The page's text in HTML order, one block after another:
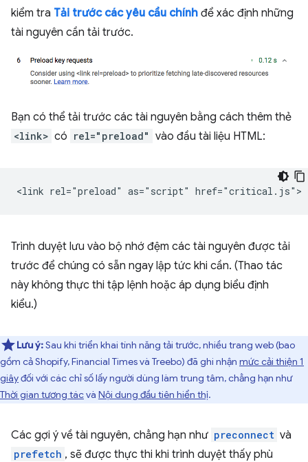
kiểm tra Tải trước các yêu cầu chính để xác định những
tài nguyên cần tải trước.
Bạn có thể tải trước các tài nguyên bằng cách thêm thẻ
<link> có rel="preload" vào đầu tài liệu HTML:
Trình duyệt lưu vào bộ nhớ đệm các tài nguyên được tải
trước để chúng có sẵn ngay lập tức khi cần. (Thao tác
này không thực thi tập lệnh hoặc áp dụng biểu định
kiểu.)
Lưu ý:Sau khi triển khai tính năng tải trước, nhiều trang web (bao
gồm cả Shopify, Financial Times và Treebo) đã ghi nhận mức cải thiện 1
giâyđối với các chỉ số lấy người dùng làm trung tâm, chẳng hạn như
Thời gian tương tácvà Nội dung đầu tiên hiển thị.
Các gợi ý về tài nguyên, chẳng hạn như preconnect và
prefetch , sẽ được thực thi khi trình duyệt thấy phù